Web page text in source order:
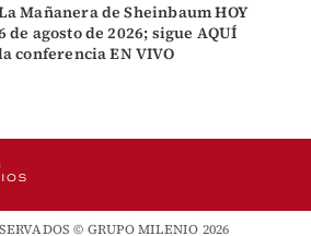
Mañanera de Sheinbaum HOY
de agosto de 2026; sigue AQUÍ
conferencia EN VIVO
© GRUPO MILENIO 2026